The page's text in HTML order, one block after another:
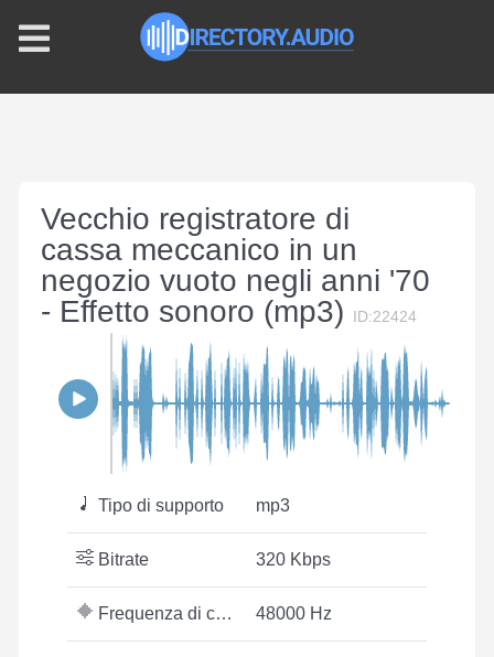
Vecchio registratore di
cassa meccanico in un
negozio vuoto negli anni '70
- Effetto sonoro (mp3)
ID:22424
Tipo di supporto mp3
Bitrate 320 Kbps
Frequenza di campionamento 48000 Hz